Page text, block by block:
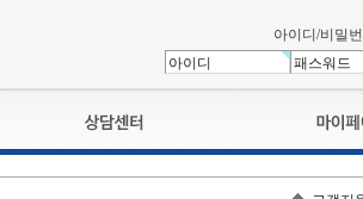
아이디/비밀번
상담접수
나의신